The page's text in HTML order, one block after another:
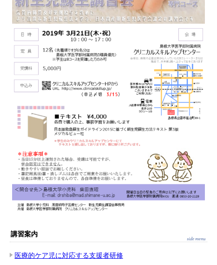
講習案内
医療的ケア児に対応する支援者研修